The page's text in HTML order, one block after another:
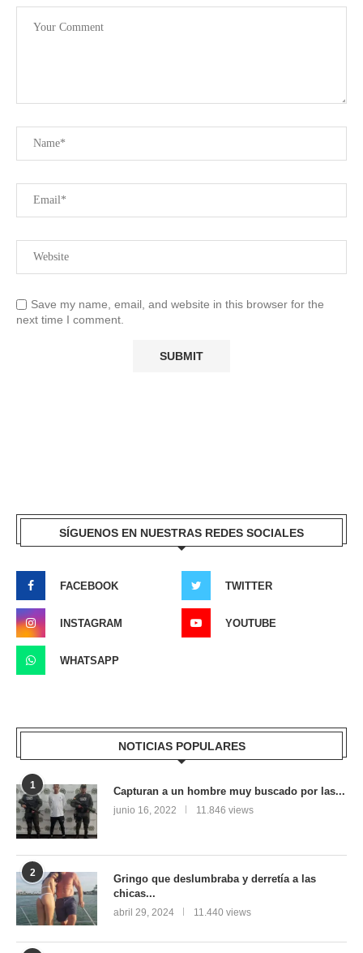
Save my name, email, and website in this browser for the
next time I comment.
SÍGUENOS EN NUESTRAS REDES SOCIALES
FACEBOOK TWITTER
INSTAGRAM YOUTUBE
WHATSAPP
NOTICIAS POPULARES
1 Capturan a un hombre muy buscado por las...
junio 16, 2022 11.846 views
2
Gringo que deslumbraba y derretía a las
chicas...
abril 29, 2024 11.440 views